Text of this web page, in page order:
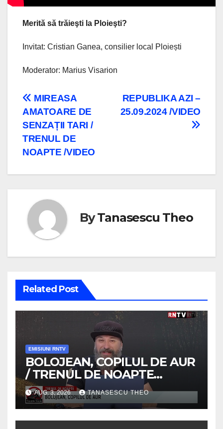
Merită să trăieşti la Ploieşti?
Invitat: Cristian Ganea, consilier local Ploiești
Moderator: Marius Visarion
Navigare
în
articole
REPUBLIKA AZI –
25.09.2024 /VIDEO
MIREASA
AMATOARE DE
SENZAȚII TARI /
TRENUL DE
NOAPTE /VIDEO
ByTanasescu Theo
Related Post
EMISIUNI RNTV
BOLOJEAN, COPILUL DE AUR
/ TRENUL DE NOAPTE
/VIDEO
AUG. 3, 2026 TANASESCU THEO